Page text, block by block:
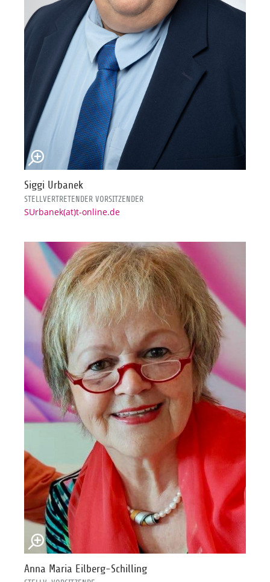
Siggi Urbanek
STELLVERTRETENDER VORSITZENDER
SUrbanek(at)t-online.de
Anna Maria Eilberg-Schilling